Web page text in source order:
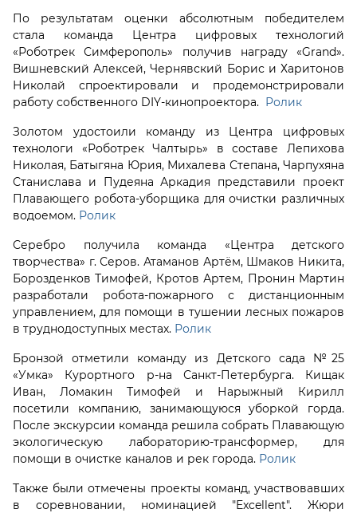
По результатам оценки абсолютным победителем
стала команда Центра цифровых технологий
«Роботрек Симферополь» получив награду «Grand».
Вишневский Алексей, Чернявский Борис и Харитонов
Николай спроектировали и продемонстрировали
работу собственного DIY-кинопроектора. Ролик
Золотом удостоили команду из Центра цифровых
технологи «Роботрек Чалтырь» в составе Лепихова
Николая, Батыгяна Юрия, Михалева Степана, Чарпухяна
Станислава и Пудеяна Аркадия представили проект
Плавающего робота-уборщика для очистки различных
водоемом. Ролик
Серебро получила команда «Центра детского
творчества» г. Серов. Атаманов Артём, Шмаков Никита,
Борозденков Тимофей, Кротов Артем, Пронин Мартин
разработали робота-пожарного с дистанционным
управлением, для помощи в тушении лесных пожаров
в труднодоступных местах. Ролик
Бронзой отметили команду из Детского сада №25
«Умка» Курортного р-на Санкт-Петербурга. Кищак
Иван, Ломакин Тимофей и Нарыжный Кирилл
посетили компанию, занимающуюся уборкой горда.
После экскурсии команда решила собрать Плавающую
экологическую лабораторию-трансформер, для
помощи в очистке каналов и рек города. Ролик
Также были отмечены проекты команд, участвовавших
в соревновании, номинацией "Excellent". Жюри